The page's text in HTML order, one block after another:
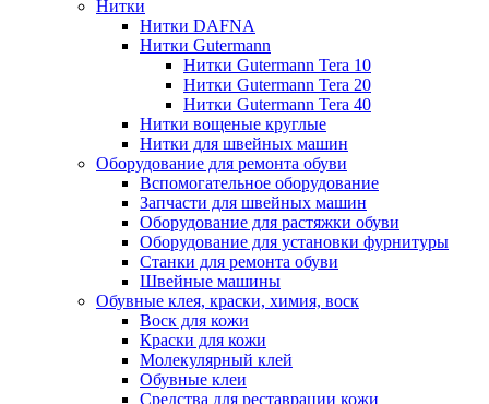
Нитки
Нитки DAFNA
Нитки Gutermann
Нитки Gutermann Tera 10
Нитки Gutermann Tera 20
Нитки Gutermann Tera 40
Нитки вощеные круглые
Нитки для швейных машин
Оборудование для ремонта обуви
Вспомогательное оборудование
Запчасти для швейных машин
Оборудование для растяжки обуви
Оборудование для установки фурнитуры
Станки для ремонта обуви
Швейные машины
Обувные клея, краски, химия, воск
Воск для кожи
Краски для кожи
Молекулярный клей
Обувные клеи
Средства для реставрации кожи